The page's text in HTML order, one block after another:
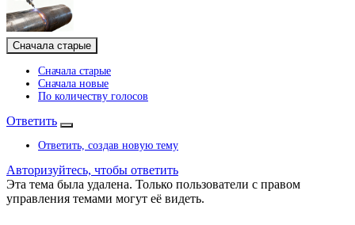
Сначала старые
Сначала старые
Сначала новые
По количеству голосов
Ответить
Ответить, создав новую тему
Авторизуйтесь, чтобы ответить
Эта тема была удалена. Только пользователи с правом
управления темами могут её видеть.